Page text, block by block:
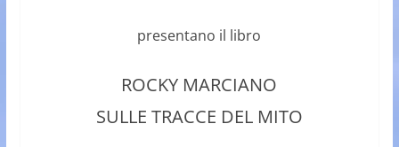
presentano il libro
ROCKY MARCIANO
SULLE TRACCE DEL MITO